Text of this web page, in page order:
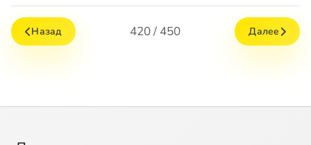
Назад 420 / 450 Далее